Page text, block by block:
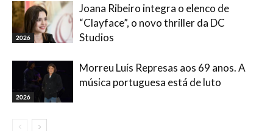
2026
Joana Ribeiro integra o elenco de
“Clayface”, o novo thriller da DC
Studios
2026
Morreu Luís Represas aos 69 anos. A
música portuguesa está de luto